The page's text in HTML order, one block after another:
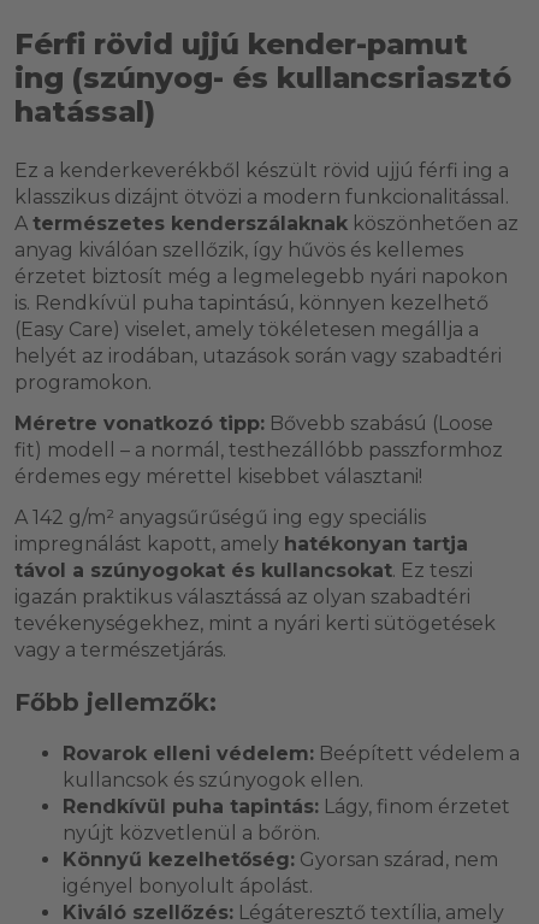
Férfi rövid ujjú kender-pamut
ing (szúnyog- és kullancsriasztó
hatással)
Ez a kenderkeverékből készült rövid ujjú férfi ing a
klasszikus dizájnt ötvözi a modern funkcionalitással.
A természetes kenderszálaknak köszönhetően az
anyag kiválóan szellőzik, így hűvös és kellemes
érzetet biztosít még a legmelegebb nyári napokon
is. Rendkívül puha tapintású, könnyen kezelhető
(Easy Care) viselet, amely tökéletesen megállja a
helyét az irodában, utazások során vagy szabadtéri
programokon.
Méretre vonatkozó tipp: Bővebb szabású (Loose
fit) modell – a normál, testhezállóbb passzformhoz
érdemes egy mérettel kisebbet választani!
A 142 g/m² anyagsűrűségű ing egy speciális
impregnálást kapott, amely hatékonyan tartja
távol a szúnyogokat és kullancsokat. Ez teszi
igazán praktikus választássá az olyan szabadtéri
tevékenységekhez, mint a nyári kerti sütögetések
vagy a természetjárás.
Főbb jellemzők:
Rovarok elleni védelem: Beépített védelem a
kullancsok és szúnyogok ellen.
Rendkívül puha tapintás: Lágy, finom érzetet
nyújt közvetlenül a bőrön.
Könnyű kezelhetőség: Gyorsan szárad, nem
igényel bonyolult ápolást.
Kiváló szellőzés: Légáteresztő textília, amely